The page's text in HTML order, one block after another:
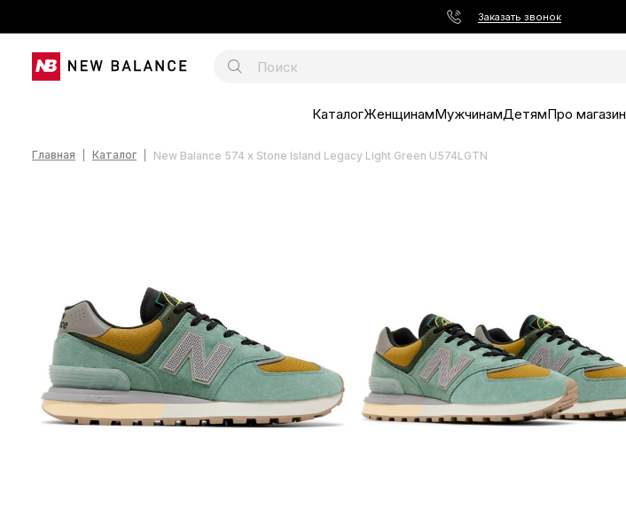
Заказать звонок
КаталогЖенщинамМужчинамДетямПро магазин
Главная Каталог New Balance 574 x Stone Island Legacy Light Green U574LGTN